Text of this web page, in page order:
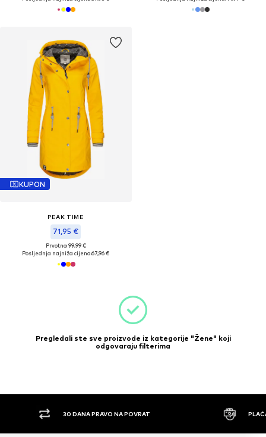
KUPON
PEAK TIME
71,95 €
Prvotno: 99,99 €
Posljednja najniža cijena:67,96 €
Pregledali ste sve proizvode iz kategorije "Žene" koji
odgovaraju filterima
NA POVRAT PLAĆANJE POUZEĆEM